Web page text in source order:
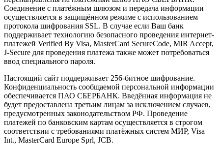
Соединение с платёжным шлюзом и передача информации
осуществляется в защищённом режиме с использованием
протокола шифрования SSL. В случае если Ваш банк
поддерживает технологию безопасного проведения интернет-
платежей Verified By Visa, MasterCard SecureCode, MIR Accept,
J-Secure для проведения платежа также может потребоваться
ввод специального пароля.
Настоящий сайт поддерживает 256-битное шифрование.
Конфиденциальность сообщаемой персональной информации
обеспечивается ПАО СБЕРБАНК. Введённая информация не
будет предоставлена третьим лицам за исключением случаев,
предусмотренных законодательством РФ. Проведение
платежей по банковским картам осуществляется в строгом
соответствии с требованиями платёжных систем МИР, Visa
Int., MasterCard Europe Sprl, JCB.